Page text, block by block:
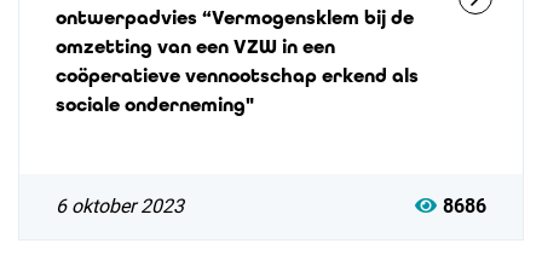
ontwerpadvies “Vermogensklem bij de
omzetting van een VZW in een
coöperatieve vennootschap erkend als
sociale onderneming"
6 oktober 2023 8686